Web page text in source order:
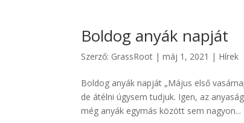
Boldog anyák napját
Szerző: GrassRoot |máj 1, 2021 | Hírek
Boldog anyák napját „Május első
de átélni úgysem tudjuk. Igen, az
még anyák egymás között sem nagyon...